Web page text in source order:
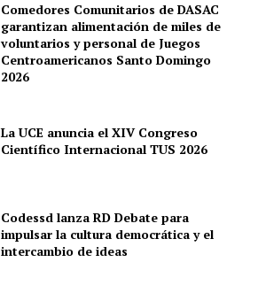
Comedores Comunitarios de DASAC
garantizan alimentación de miles de
voluntarios y personal de Juegos
Centroamericanos Santo Domingo
2026
La UCE anuncia el XIV Congreso
Científico Internacional TUS 2026
Codessd lanza RD Debate para
impulsar la cultura democrática y el
intercambio de ideas